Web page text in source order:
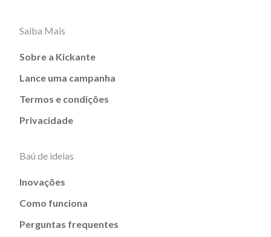
Saiba Mais
Sobre a Kickante
Lance uma campanha
Termos e condições
Privacidade
Baú de ideias
Inovações
Como funciona
Perguntas frequentes